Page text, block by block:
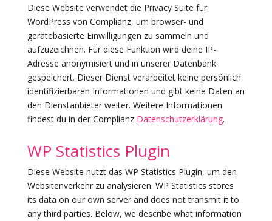
Diese Website verwendet die Privacy Suite für
WordPress von Complianz, um browser- und
gerätebasierte Einwilligungen zu sammeln und
aufzuzeichnen. Für diese Funktion wird deine IP-
Adresse anonymisiert und in unserer Datenbank
gespeichert. Dieser Dienst verarbeitet keine persönlich
identifizierbaren Informationen und gibt keine Daten an
den Dienstanbieter weiter. Weitere Informationen
findest du in der Complianz Datenschutzerklärung.
WP Statistics Plugin
Diese Website nutzt das WP Statistics Plugin, um den
Websitenverkehr zu analysieren. WP Statistics stores
its data on our own server and does not transmit it to
any third parties. Below, we describe what information